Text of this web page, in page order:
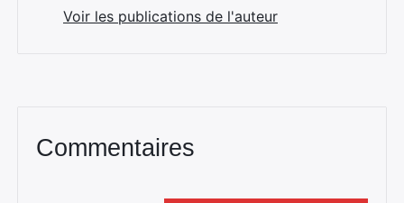
Voir les publications de l'auteur
Commentaires